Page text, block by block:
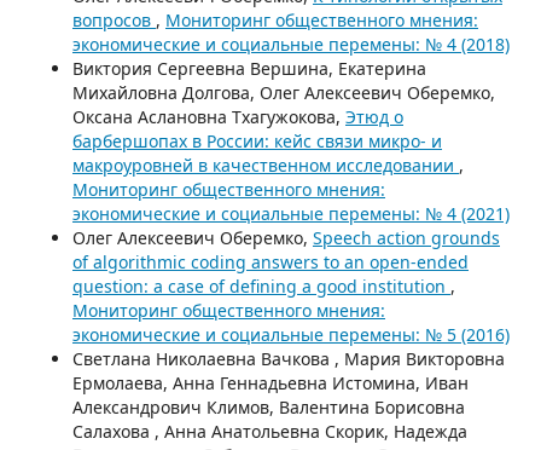
вопросов , Мониторинг общественного мнения:
экономические и социальные перемены: № 4 (2018)
Виктория Сергеевна Вершина, Екатерина
Михайловна Долгова, Олег Алексеевич Оберемко,
Оксана Аслановна Тхагужокова, Этюд о
барбершопах в России: кейс связи микро- и
макроуровней в качественном исследовании ,
Мониторинг общественного мнения:
экономические и социальные перемены: № 4 (2021)
Олег Алексеевич Оберемко, Speech action grounds
of algorithmic coding answers to an open-ended
question: a case of defining a good institution ,
Мониторинг общественного мнения:
экономические и социальные перемены: № 5 (2016)
Светлана Николаевна Вачкова , Мария Викторовна
Ермолаева, Анна Геннадьевна Истомина, Иван
Александрович Климов, Валентина Борисовна
Салахова , Анна Анатольевна Скорик, Надежда